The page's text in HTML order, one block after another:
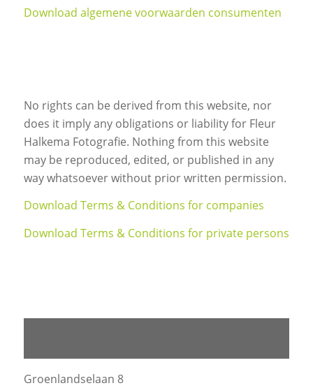
Download algemene voorwaarden consumenten
No rights can be derived from this website, nor
does it imply any obligations or liability for Fleur
Halkema Fotografie. Nothing from this website
may be reproduced, edited, or published in any
way whatsoever without prior written permission.
Download Terms & Conditions for companies
Download Terms & Conditions for private persons
Groenlandselaan 8